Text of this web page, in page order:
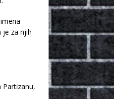
je za njih